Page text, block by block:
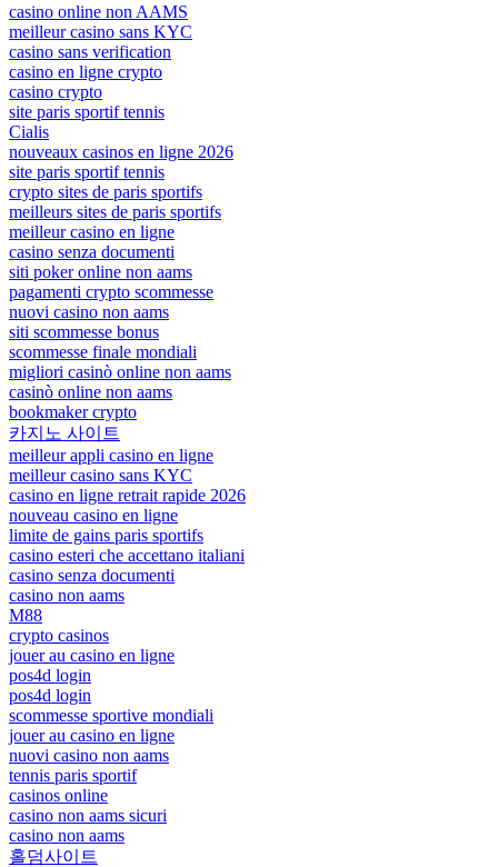
casino online non AAMS
meilleur casino sans KYC
casino sans verification
casino en ligne crypto
casino crypto
site paris sportif tennis
Cialis
nouveaux casinos en ligne 2026
site paris sportif tennis
crypto sites de paris sportifs
meilleurs sites de paris sportifs
meilleur casino en ligne
casino senza documenti
siti poker online non aams
pagamenti crypto scommesse
nuovi casino non aams
siti scommesse bonus
scommesse finale mondiali
migliori casinò online non aams
casinò online non aams
bookmaker crypto
카지노 사이트
meilleur appli casino en ligne
meilleur casino sans KYC
casino en ligne retrait rapide 2026
nouveau casino en ligne
limite de gains paris sportifs
casino esteri che accettano italiani
casino senza documenti
casino non aams
M88
crypto casinos
jouer au casino en ligne
pos4d login
pos4d login
scommesse sportive mondiali
jouer au casino en ligne
nuovi casino non aams
tennis paris sportif
casinos online
casino non aams sicuri
casino non aams
홀덤사이트